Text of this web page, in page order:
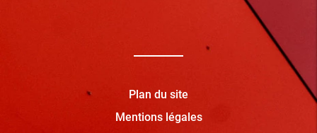
Plan du site
Mentions légales